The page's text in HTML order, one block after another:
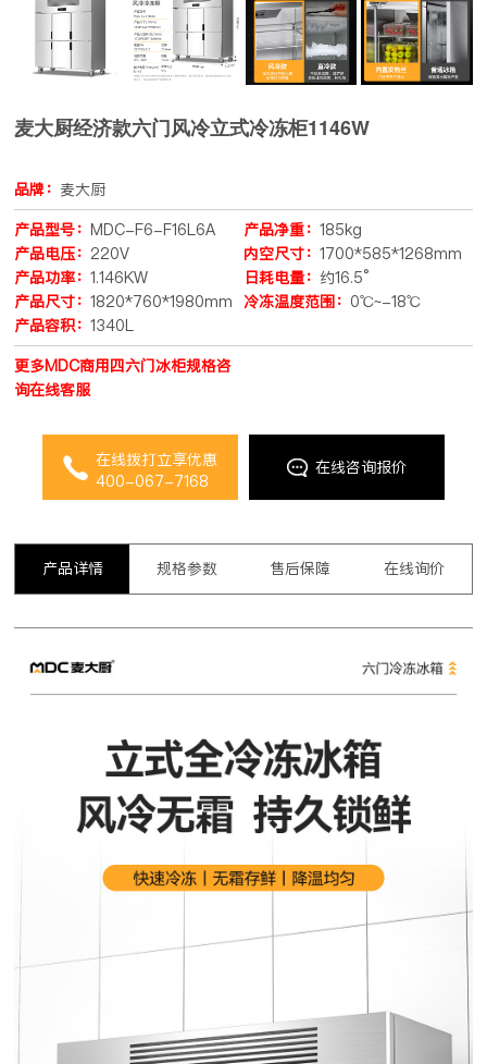
麦大厨经济款六门风冷立式冷冻柜1146W
品牌： 麦大厨
产品型号：MDC-F6-F16L6A
产品电压： 220V
产品功率：1.146KW
产品尺寸：1820*760*1980mm
产品容积：1340L
产品净重： 185kg
内空尺寸： 1700*585*1268mm
日耗电量： 约16.5°
冷冻温度范围： 0℃~-18℃
更多MDC商用四六门冰柜规格咨
询在线客服
在线拨打立享优惠
400-067-7168
在线咨询报价
产品详情 规格参数 售后保障 在线询价